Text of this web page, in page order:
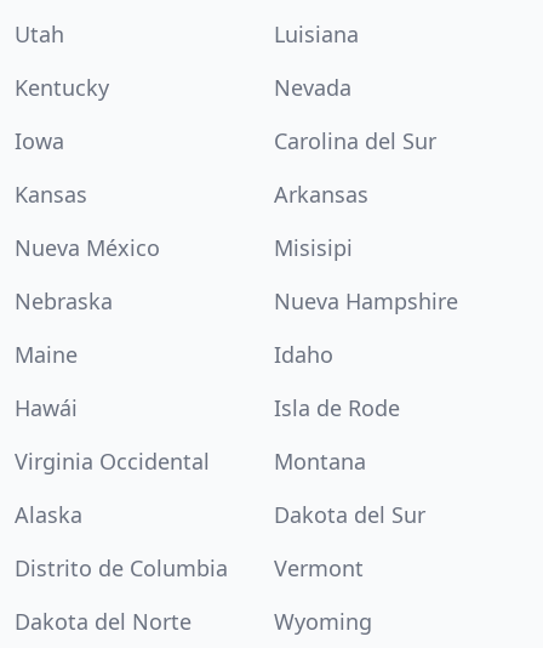
Utah
Luisiana
Kentucky
Nevada
Iowa
Carolina del Sur
Kansas
Arkansas
Nueva México
Misisipi
Nebraska
Nueva Hampshire
Maine
Idaho
Hawái
Isla de Rode
Virginia Occidental
Montana
Alaska
Dakota del Sur
Distrito de Columbia
Vermont
Dakota del Norte
Wyoming